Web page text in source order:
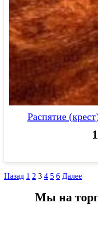
Распятие
Назад 1 2 3 4 5 6 Далее
Мы на